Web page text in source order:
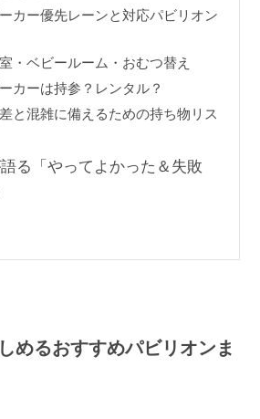
カー優先レーンと対応パビリオン
・ベビールーム・おむつ替え
カーは持参？レンタル？
と混雑に備えるための持ち物リス
る「やってよかった＆失敗
めるおすすめパビリオンま